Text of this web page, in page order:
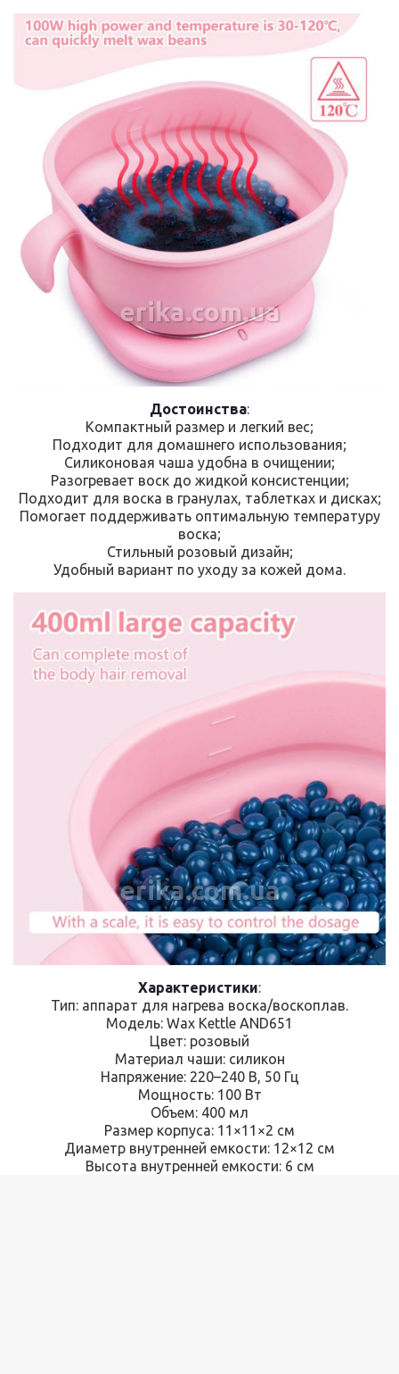
erika.com.ua
Достоинства:
Компактный размер и легкий вес;
Подходит для домашнего использования;
Силиконовая чаша удобна в очищении;
Разогревает воск до жидкой консистенции;
Подходит для воска в гранулах, таблетках и дисках;
Помогает поддерживать оптимальную температуру
воска;
Стильный розовый дизайн;
Удобный вариант по уходу за кожей дома.
erika.com.ua
Характеристики:
Тип: аппарат для нагрева воска/воскоплав.
Модель: Wax Kettle AND651
Цвет: розовый
Материал чаши: силикон
Напряжение: 220–240 В, 50 Гц
Мощность: 100 Вт
Объем: 400 мл
Размер корпуса: 11×11×2 см
Диаметр внутренней емкости: 12×12 см
Высота внутренней емкости: 6 см